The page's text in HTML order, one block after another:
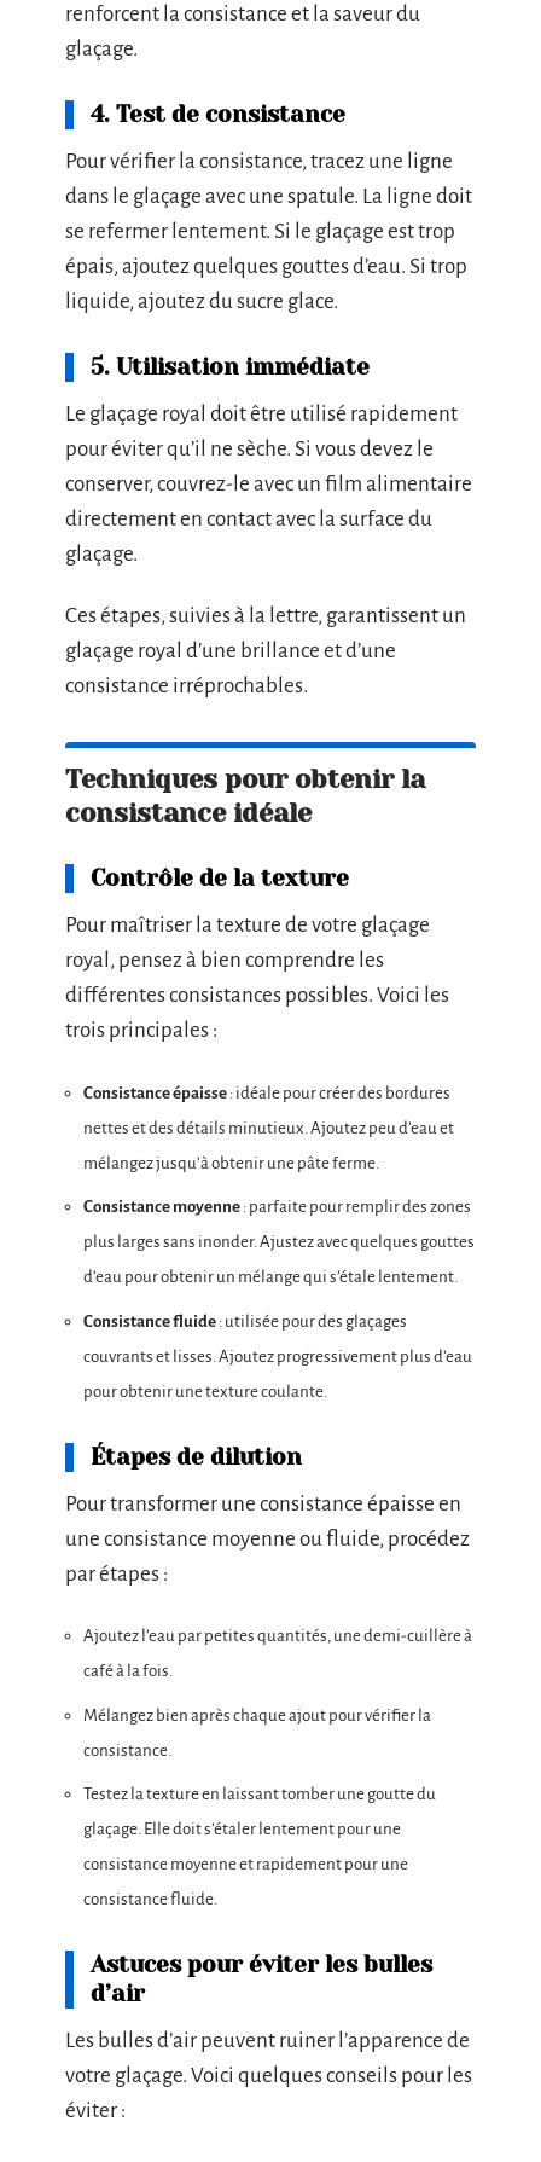
renforcent la consistance et la saveur du
glaçage.
4. Test de consistance
Pour vérifier la consistance, tracez une ligne
dans le glaçage avec une spatule. La ligne doit
se refermer lentement. Si le glaçage est trop
épais, ajoutez quelques gouttes d’eau. Si trop
liquide, ajoutez du sucre glace.
5. Utilisation immédiate
Le glaçage royal doit être utilisé rapidement
pour éviter qu’il ne sèche. Si vous devez le
conserver, couvrez-le avec un film alimentaire
directement en contact avec la surface du
glaçage.
Ces étapes, suivies à la lettre, garantissent un
glaçage royal d’une brillance et d’une
consistance irréprochables.
Techniques pour obtenir la
consistance idéale
Contrôle de la texture
Pour maîtriser la texture de votre glaçage
royal, pensez à bien comprendre les
différentes consistances possibles. Voici les
trois principales :
Consistance épaisse : idéale pour créer des bordures
nettes et des détails minutieux. Ajoutez peu d’eau et
mélangez jusqu’à obtenir une pâte ferme.
Consistance moyenne : parfaite pour remplir des zones
plus larges sans inonder. Ajustez avec quelques gouttes
d’eau pour obtenir un mélange qui s’étale lentement.
Consistance fluide : utilisée pour des glaçages
couvrants et lisses. Ajoutez progressivement plus d’eau
pour obtenir une texture coulante.
Étapes de dilution
Pour transformer une consistance épaisse en
une consistance moyenne ou fluide, procédez
par étapes :
Ajoutez l’eau par petites quantités, une demi-cuillère à
café à la fois.
Mélangez bien après chaque ajout pour vérifier la
consistance.
Testez la texture en laissant tomber une goutte du
glaçage. Elle doit s’étaler lentement pour une
consistance moyenne et rapidement pour une
consistance fluide.
Astuces pour éviter les bulles
d’air
Les bulles d’air peuvent ruiner l’apparence de
votre glaçage. Voici quelques conseils pour les
éviter :